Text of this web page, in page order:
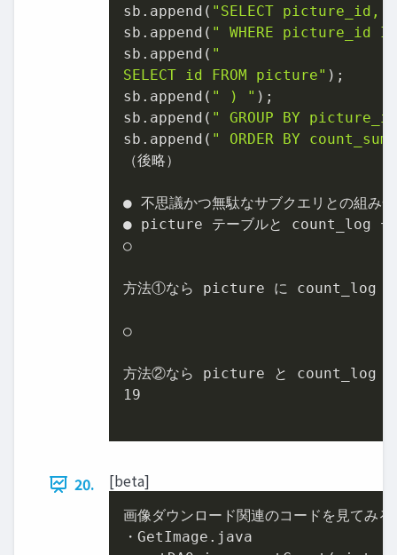
sb.append( "SELECT picture_id,
sb.append( " WHERE picture_id
sb.append( "
SELECT id FROM picture" );
sb.append( " ) " );
sb.append( " GROUP BY
sb.append( " ORDER BY
（後略）
● 不思議かつ無駄なサブクエリとの組み
● picture テーブルと count_log テ
○
方法①なら picture に count_log を
○
方法②なら picture と count_log
19
20. [beta]
画像ダウンロード関連のコードを見てみる
・GetImage.java